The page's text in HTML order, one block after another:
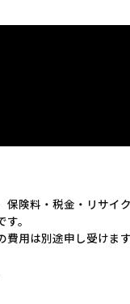
険料・税金・リサイ
。
用は別途申し受けます